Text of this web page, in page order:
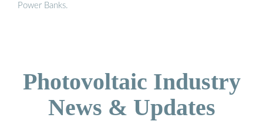
Power Banks.
Photovoltaic Industry
News & Updates